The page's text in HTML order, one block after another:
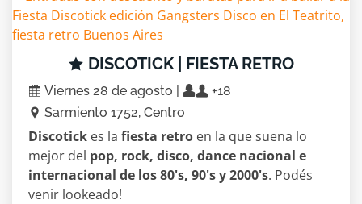
DISCOTICK | FIESTA RETRO
Viernes 28 de agosto |
+18
Sarmiento 1752, Centro
Discotick es la fiesta retro en la que suena lo
mejor del pop, rock, disco, dance nacional e
internacional de los 80's, 90's y 2000's. Podés
venir lookeado!